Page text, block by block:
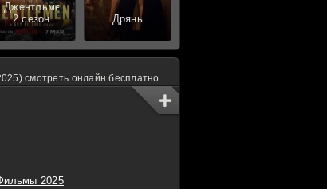
Джентльмены
2 сезон
Дрянь
смотреть онлайн бесплатно
2025